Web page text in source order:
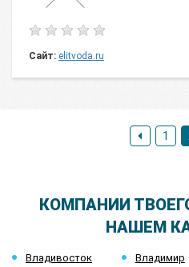
Сайт: elitvoda.ru
1
КОМПАНИИ
НАШЕМ
Владивосток Владимир